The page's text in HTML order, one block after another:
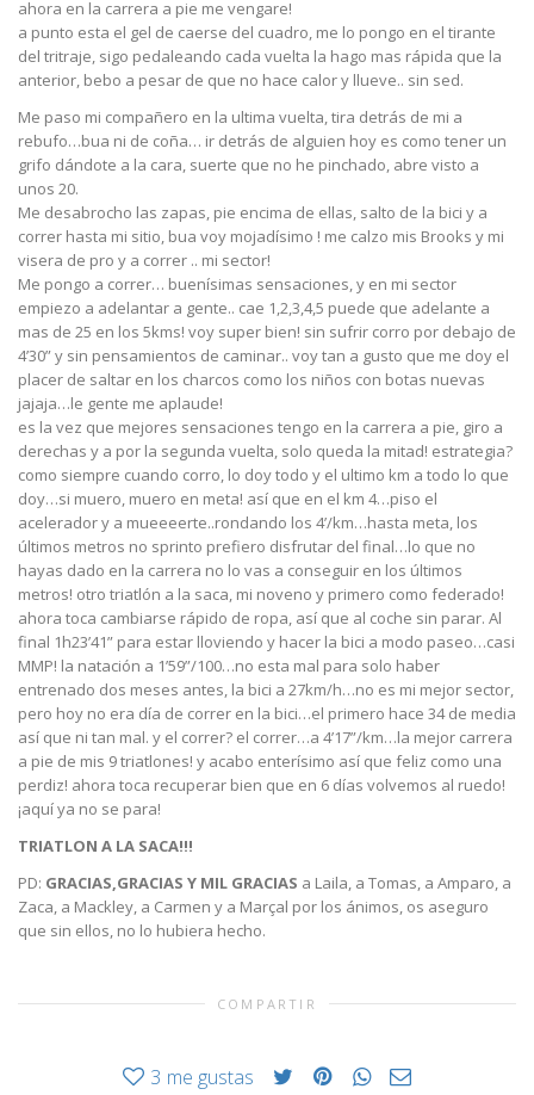
ahora en la carrera a pie me vengare!
a punto esta el gel de caerse del cuadro, me lo pongo en el tirante
del tritraje, sigo pedaleando cada vuelta la hago mas rápida que la
anterior, bebo a pesar de que no hace calor y llueve.. sin sed.
Me paso mi compañero en la ultima vuelta, tira detrás de mi a
rebufo…bua ni de coña… ir detrás de alguien hoy es como tener un
grifo dándote a la cara, suerte que no he pinchado, abre visto a
unos 20.
Me desabrocho las zapas, pie encima de ellas, salto de la bici y a
correr hasta mi sitio, bua voy mojadísimo ! me calzo mis Brooks y mi
visera de pro y a correr .. mi sector!
Me pongo a correr… buenísimas sensaciones, y en mi sector
empiezo a adelantar a gente.. cae 1,2,3,4,5 puede que adelante a
mas de 25 en los 5kms! voy super bien! sin sufrir corro por debajo de
4’30” y sin pensamientos de caminar.. voy tan a gusto que me doy el
placer de saltar en los charcos como los niños con botas nuevas
jajaja…le gente me aplaude!
es la vez que mejores sensaciones tengo en la carrera a pie, giro a
derechas y a por la segunda vuelta, solo queda la mitad! estrategia?
como siempre cuando corro, lo doy todo y el ultimo km a todo lo que
doy…si muero, muero en meta! así que en el km 4…piso el
acelerador y a mueeeerte..rondando los 4’/km…hasta meta, los
últimos metros no sprinto prefiero disfrutar del final…lo que no
hayas dado en la carrera no lo vas a conseguir en los últimos
metros! otro triatlón a la saca, mi noveno y primero como federado!
ahora toca cambiarse rápido de ropa, así que al coche sin parar. Al
final 1h23’41” para estar lloviendo y hacer la bici a modo paseo…casi
MMP! la natación a 1’59”/100…no esta mal para solo haber
entrenado dos meses antes, la bici a 27km/h…no es mi mejor sector,
pero hoy no era día de correr en la bici…el primero hace 34 de media
así que ni tan mal. y el correr? el correr…a 4’17”/km…la mejor carrera
a pie de mis 9 triatlones! y acabo enterísimo así que feliz como una
perdiz! ahora toca recuperar bien que en 6 días volvemos al ruedo!
¡aquí ya no se para!
TRIATLON A LA SACA!!!
PD: GRACIAS,GRACIAS Y MIL GRACIAS a Laila, a Tomas, a Amparo, a
Zaca, a Mackley, a Carmen y a Marçal por los ánimos, os aseguro
que sin ellos, no lo hubiera hecho.
COMPARTIR
3 me gustas